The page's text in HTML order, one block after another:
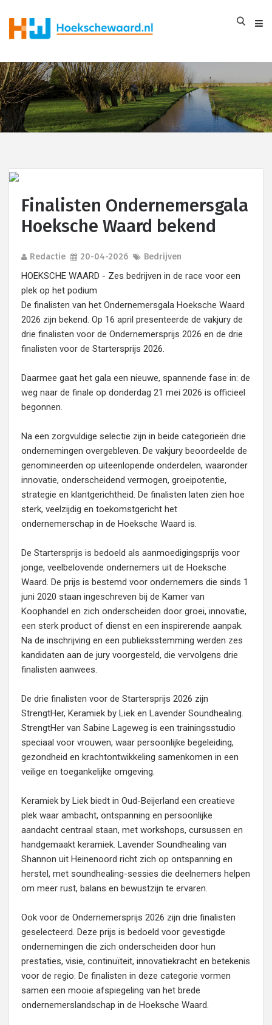
Finalisten Ondernemersgala
Hoeksche Waard bekend
Redactie 20-04-2026 Bedrijven
HOEKSCHE WAARD - Zes bedrijven in de race voor een
plek op het podium
De finalisten van het Ondernemersgala Hoeksche Waard
2026 zijn bekend. Op 16 april presenteerde de vakjury de
drie finalisten voor de Ondernemersprijs 2026 en de drie
finalisten voor de Startersprijs 2026.
Daarmee gaat het gala een nieuwe, spannende fase in: de
weg naar de finale op donderdag 21 mei 2026 is officieel
begonnen.
Na een zorgvuldige selectie zijn in beide categorieën drie
ondernemingen overgebleven. De vakjury beoordeelde de
genomineerden op uiteenlopende onderdelen, waaronder
innovatie, onderscheidend vermogen, groeipotentie,
strategie en klantgerichtheid. De finalisten laten zien hoe
sterk, veelzijdig en toekomstgericht het
ondernemerschap in de Hoeksche Waard is.
De Startersprijs is bedoeld als aanmoedigingsprijs voor
jonge, veelbelovende ondernemers uit de Hoeksche
Waard. De prijs is bestemd voor ondernemers die sinds 1
juni 2020 staan ingeschreven bij de Kamer van
Koophandel en zich onderscheiden door groei, innovatie,
een sterk product of dienst en een inspirerende aanpak.
Na de inschrijving en een publieksstemming werden zes
kandidaten aan de jury voorgesteld, die vervolgens drie
finalisten aanwees.
De drie finalisten voor de Startersprijs 2026 zijn
StrengtHer, Keramiek by Liek en Lavender Soundhealing.
StrengtHer van Sabine Lageweg is een trainingsstudio
speciaal voor vrouwen, waar persoonlijke begeleiding,
gezondheid en krachtontwikkeling samenkomen in een
veilige en toegankelijke omgeving.
Keramiek by Liek biedt in Oud-Beijerland een creatieve
plek waar ambacht, ontspanning en persoonlijke
aandacht centraal staan, met workshops, cursussen en
handgemaakt keramiek. Lavender Soundhealing van
Shannon uit Heinenoord richt zich op ontspanning en
herstel, met soundhealing-sessies die deelnemers helpen
om meer rust, balans en bewustzijn te ervaren.
Ook voor de Ondernemersprijs 2026 zijn drie finalisten
geselecteerd. Deze prijs is bedoeld voor gevestigde
ondernemingen die zich onderscheiden door hun
prestaties, visie, continuïteit, innovatiekracht en betekenis
voor de regio. De finalisten in deze categorie vormen
samen een mooie afspiegeling van het brede
ondernemerslandschap in de Hoeksche Waard.